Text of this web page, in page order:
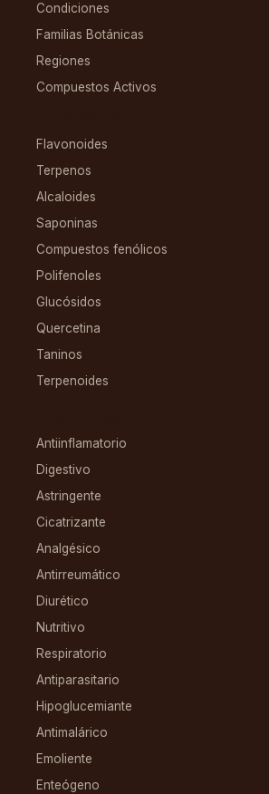
Condiciones
Familias Botánicas
Regiones
Compuestos Activos
Flavonoides
Terpenos
Alcaloides
Saponinas
Compuestos fenólicos
Polifenoles
Glucósidos
Quercetina
Taninos
Terpenoides
Antiinflamatorio
Digestivo
Astringente
Cicatrizante
Analgésico
Antirreumático
Diurético
Nutritivo
Respiratorio
Antiparasitario
Hipoglucemiante
Antimalárico
Emoliente
Enteógeno